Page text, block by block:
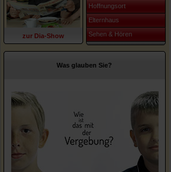
zur Dia-Show
Hoffnungsort
Elternhaus
Sehen & Hören
Was glauben Sie?